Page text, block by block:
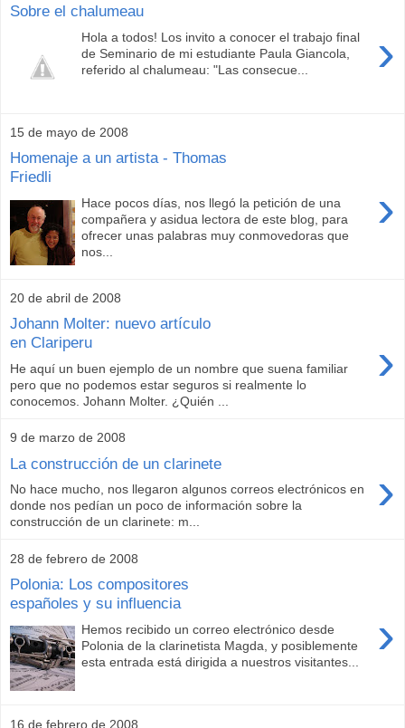
Sobre el chalumeau
›
Hola a todos! Los invito a conocer el trabajo final
de Seminario de mi estudiante Paula Giancola,
referido al chalumeau: "Las consecue...
15 de mayo de 2008
Homenaje a un artista - Thomas
Friedli
›
Hace pocos días, nos llegó la petición de una
compañera y asidua lectora de este blog, para
ofrecer unas palabras muy conmovedoras que
nos...
20 de abril de 2008
Johann Molter: nuevo artículo
en Clariperu
›
He aquí un buen ejemplo de un nombre que suena familiar
pero que no podemos estar seguros si realmente lo
conocemos. Johann Molter. ¿Quién ...
9 de marzo de 2008
La construcción de un clarinete ›
No hace mucho, nos llegaron algunos correos electrónicos en
donde nos pedían un poco de información sobre la
construcción de un clarinete: m...
28 de febrero de 2008
Polonia: Los compositores
españoles y su influencia
›
Hemos recibido un correo electrónico desde
Polonia de la clarinetista Magda, y posiblemente
esta entrada está dirigida a nuestros visitantes...
16 de febrero de 2008